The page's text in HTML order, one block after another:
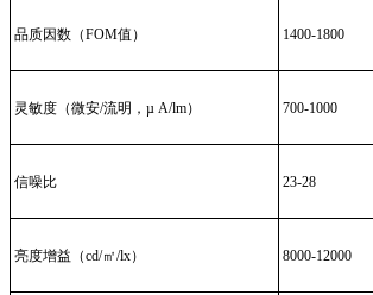
品质因数（FOM值） 1400-1800
灵敏度（微安/流明，µ A/lm） 700-1000
信噪比 23-28
亮度增益（cd/㎡/lx） 8000-12000